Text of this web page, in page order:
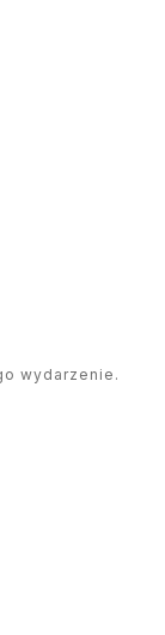
wydarzenie.